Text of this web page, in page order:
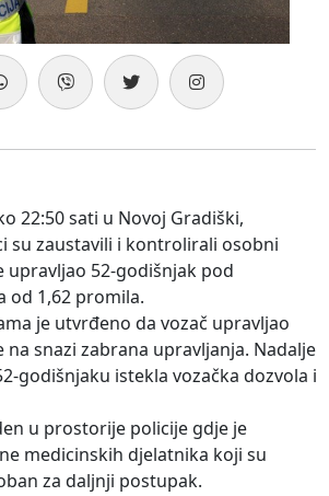
22:50 sati u Novoj Gradiški,
su zaustavili i kontrolirali osobni
52-godišnjak pod
od 1,62 promila.
je utvrđeno da vozač upravljao
snazi zabrana upravljanja. Nadalje
godišnjaku istekla vozačka dozvola i
u prostorije policije gdje je
medicinskih djelatnika koji su
za daljnji postupak.